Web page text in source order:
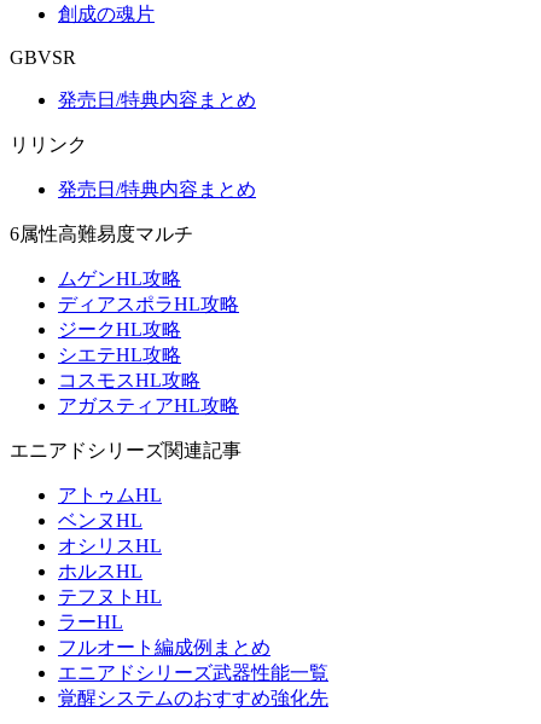
創成の魂片
GBVSR
発売日/特典内容まとめ
リリンク
発売日/特典内容まとめ
6属性高難易度マルチ
ムゲンHL攻略
ディアスポラHL攻略
ジークHL攻略
シエテHL攻略
コスモスHL攻略
アガスティアHL攻略
エニアドシリーズ関連記事
アトゥムHL
ベンヌHL
オシリスHL
ホルスHL
テフヌトHL
ラーHL
フルオート編成例まとめ
エニアドシリーズ武器性能一覧
覚醒システムのおすすめ強化先